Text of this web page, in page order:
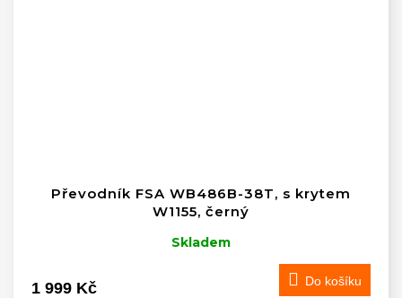
Převodník FSA WB486B-38T, s krytem
W1155, černý
Skladem
1 999 Kč Do košíku